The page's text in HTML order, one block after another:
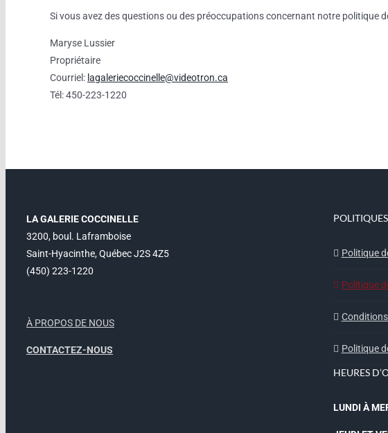
Si vous avez des questions ou des préoccupations concernant notre politique
Maryse Lussier
Propriétaire
Courriel: lagaleriecoccinelle@videotron.ca
Tél: 450-223-1220
LA GALERIE COCCINELLE
3200, boul. Laframboise
Saint-Hyacinthe, Québec J2S 4Z5
(450) 223-1220
À PROPOS DE NOUS
CONTACTEZ-NOUS
POLITIQUES
Politique
Politique
Politique
HEURES
LUNDI À